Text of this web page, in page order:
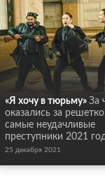
«Я хочу в тюрьму» За
оказались за
самые неудачливые
преступники 2021
25 декабря 2021